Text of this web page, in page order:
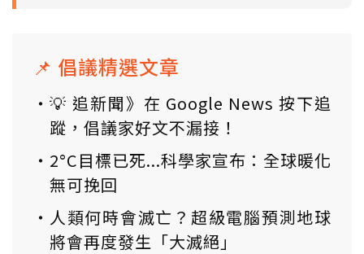
📌 倡議精選文章
💡 追新聞》在 Google News 按下追
蹤，倡議家好文不漏接！
2°C目標已死...科學家宣布：全球暖化
無可挽回
人類何時會滅亡？超級電腦預測地球
將會再度發生「大滅絕」